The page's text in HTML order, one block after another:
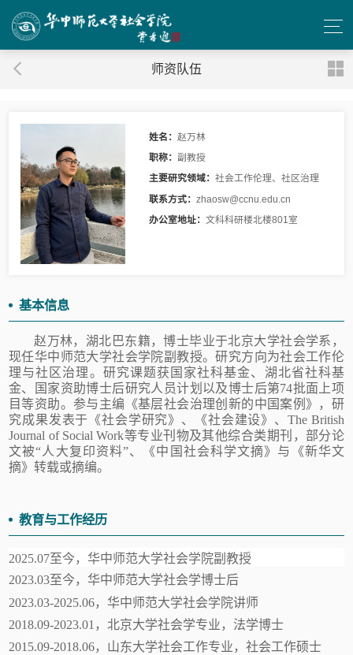
师资队伍
姓名： 赵万林
职称： 副教授
主要研究领域： 社会工作伦理、社区治理
联系方式： zhaosw@ccnu.edu.cn
办公室地址： 文科科研楼北楼801室
基本信息
赵万林，湖北巴东籍，博士毕业于北京大学社会学系，
现任华中师范大学社会学院副教授。研究方向为社会工作伦
理与社区治理。研究课题获国家社科基金、湖北省社科基
金、国家资助博士后研究人员计划以及博士后第74批面上项
目等资助。参与主编《基层社会治理创新的中国案例》，研
究成果发表于《社会学研究》、《社会建设》、The British
Journal of Social Work等专业刊物及其他综合类期刊，部分论
文被“人大复印资料”、《中国社会科学文摘》与《新华文
摘》转载或摘编。
教育与工作经历
2025.07至今，华中师范大学社会学院副教授
2023.03至今，华中师范大学社会学博士后
2023.03-2025.06，华中师范大学社会学院讲师
2018.09-2023.01，北京大学社会学专业，法学博士
2015.09-2018.06，山东大学社会工作专业，社会工作硕士